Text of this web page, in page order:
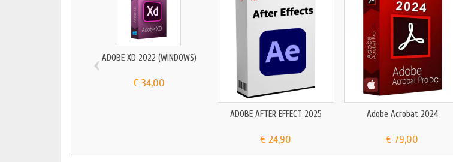
ADOBE XD 2022 (WINDOWS)
€ 34,00
ADOBE AFTER EFFECT 2025
€ 24,90
Adobe Acrobat 2024
€ 79,00
‹